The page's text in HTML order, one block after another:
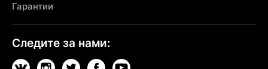
Гарантии
Следите за нами: